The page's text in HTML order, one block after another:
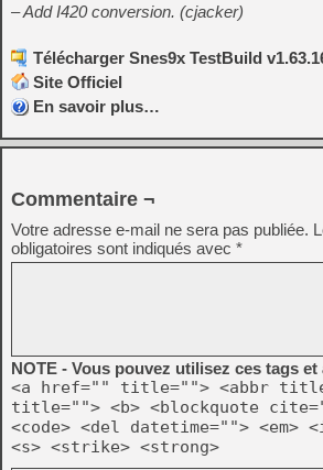
– Add I420 conversion. (cjacker)
Télécharger Snes9x TestBuild
Site Officiel
En savoir plus…
Commentaire ¬
Votre adresse e-mail ne sera pas publiée.
obligatoires sont indiqués avec *
NOTE - Vous pouvez utilisez ces tags
<a href="" title=""> <abbr
title=""> <b> <blockquote
<code> <del datetime=""> <em>
<s> <strike> <strong>